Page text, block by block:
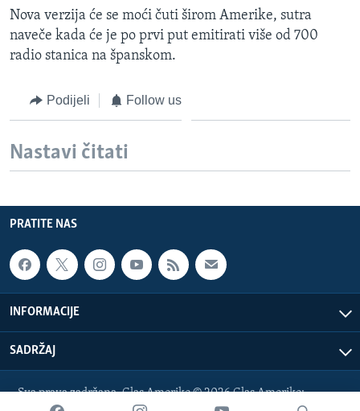
Nova verzija će se moći čuti širom Amerike, sutra
naveče kada će je po prvi put emitirati više od 700
radio stanica na španskom.
Podijeli Follow us
Nastavi čitati
PRATITE NAS
INFORMACIJE
SADRŽAJ
Sva prava zadržana. Glas Amerike © 2026 Glas Amerike: